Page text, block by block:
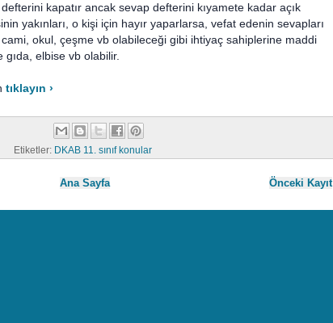
kapatır ancak sevap defterini kıyamete kadar açık
yakınları, o kişi için hayır yaparlarsa, vefat edenin sevapları
okul, çeşme vb olabileceği gibi ihtiyaç sahiplerine maddi
elbise vb olabilir.
tıklayın ›
Etiketler: DKAB 11. sınıf konular
Önceki Kayıt
Ana Sayfa